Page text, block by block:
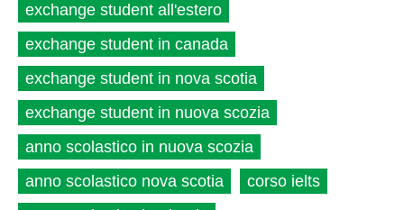
exchange student all'estero
exchange student in canada
exchange student in nova scotia
exchange student in nuova scozia
anno scolastico in nuova scozia
anno scolastico nova scotia
corso ielts